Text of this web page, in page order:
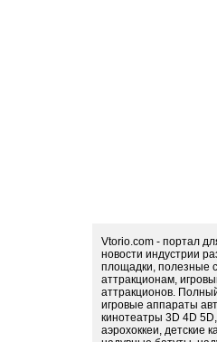
Vtorio.com - портал
новости индустрии
площадки, полезные
аттракционам,
аттракционов.
игровые аппараты
кинотеатры 3D 4D
аэрохоккеи, детские